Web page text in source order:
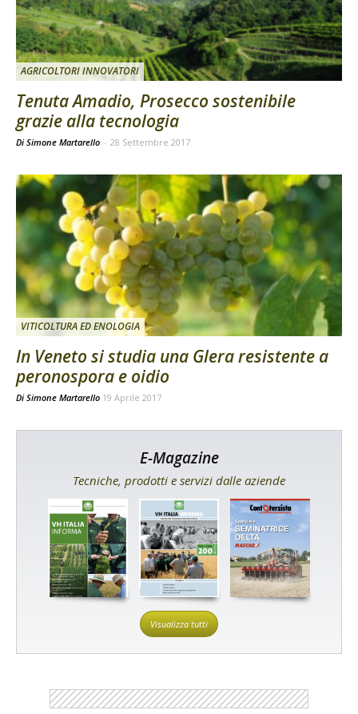
AGRICOLTORI INNOVATORI
Tenuta Amadio, Prosecco sostenibile
grazie alla tecnologia
Di Simone Martarello - 28 Settembre 2017
VITICOLTURA ED ENOLOGIA
In Veneto si studia una Glera resistente a
peronospora e oidio
Di Simone Martarello 19 Aprile 2017
E-Magazine
Tecniche, prodotti e servizi dalle aziende
Visualizza tutti